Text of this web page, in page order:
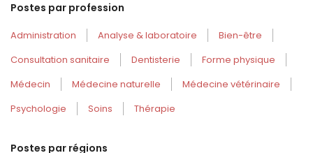
Postes par profession
Administration Analyse & laboratoire
Bien-être
Consultation sanitaire
Dentisterie
Forme physique
Médecin
Médecine naturelle
Médecine vétérinaire
Psychologie
Soins Thérapie
Postes par régions